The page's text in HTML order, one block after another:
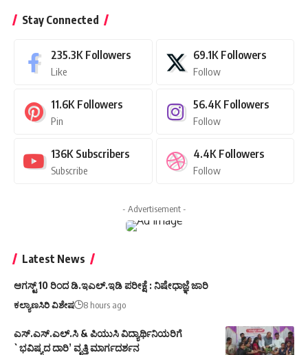
Stay Connected
235.3K Followers
Like
69.1K Followers
Follow
11.6K Followers
Pin
56.4K Followers
Follow
136K Subscribers
Subscribe
4.4K Followers
Follow
- Advertisement -
Latest News
ಆಗಸ್ಟ್ 10 ರಿಂದ ಡಿ.ಇಎಲ್.ಇಡಿ ಪರೀಕ್ಷೆ : ನಿಷೇಧಾಜ್ಞೆ ಜಾರಿ
ಕಲ್ಯಾಣಸಿರಿ ವಿಶೇಷ 8 hours ago
ಎಸ್.ಎಸ್.ಎಲ್.ಸಿ & ಪಿಯುಸಿ ವಿದ್ಯಾರ್ಥಿನಿಯರಿಗೆ
`ಭವಿಷ್ಯದ ದಾರಿ’ ವೃತ್ತಿ ಮಾರ್ಗದರ್ಶನ